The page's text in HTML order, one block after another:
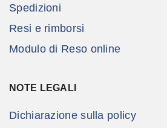
Spedizioni
Resi e rimborsi
Modulo di Reso online
NOTE LEGALI
Dichiarazione sulla policy